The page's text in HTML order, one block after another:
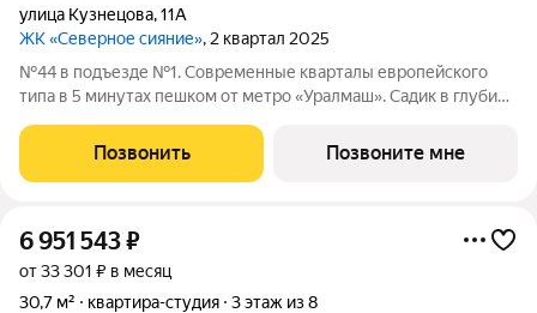
улица Кузнецова,11А
ЖК «Северное сияние», 2 квартал 2025
№44 в подъезде №1. Современные кварталы европейского
типа в 5 минутах пешком от метро «Уралмаш». Садик в глубине
благоустроенная площадь рядом с ним. Паркинг и уютный
закрытый двор. Келлеры для
Позвонить Позвоните мне
6 951 543₽
от 33 301 ₽ в месяц
30,7 м²
квартира-студия 3 этаж из 8